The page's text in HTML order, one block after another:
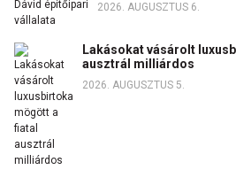
2026. AUGUSZTUS 6.
Lakásokat vásárolt
ausztrál milliárdos
2026. AUGUSZTUS 5.